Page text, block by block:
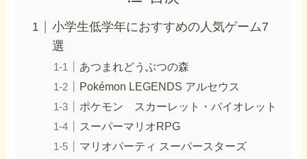
小学生低学年におすすめの人気ゲーム7
選
あつまれどうぶつの森
Pokémon LEGENDS アルセウス
ポケモン スカーレット・バイオレット
スーパーマリオRPG
マリオパーティ スーパースターズ